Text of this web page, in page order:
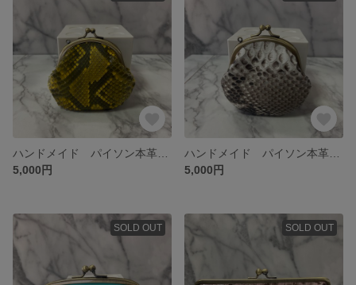
5,000円
5,000円
SOLD OUT SOLD OUT